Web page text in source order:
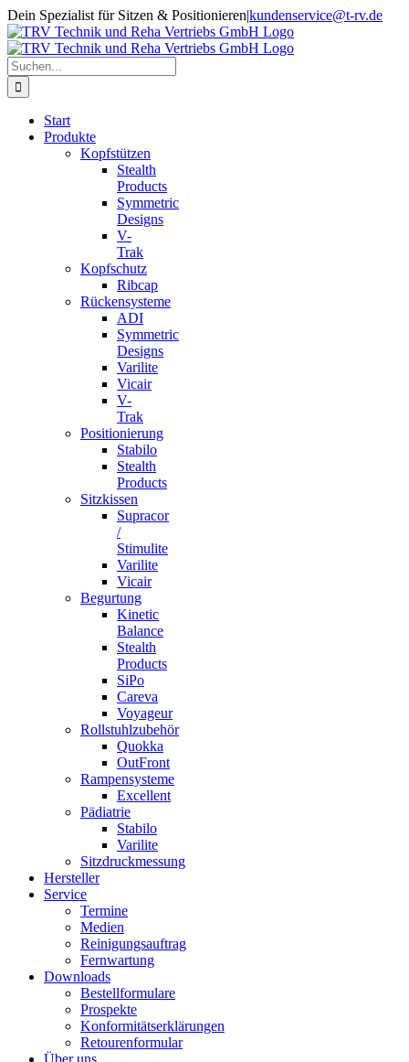
Zum
Inhalt
springen
Dein Spezialist für Sitzen & Positionieren|kundenservice@t-rv.de
Suche
nach:
Start
Produkte
Kopfstützen
Stealth
Products
Symmetric
Designs
V-
Trak
Kopfschutz
Ribcap
Rückensysteme
ADI
Symmetric
Designs
Varilite
Vicair
V-
Trak
Positionierung
Stabilo
Stealth
Products
Sitzkissen
Supracor
/
Stimulite
Varilite
Vicair
Begurtung
Kinetic
Balance
Stealth
Products
SiPo
Careva
Voyageur
Rollstuhlzubehör
Quokka
OutFront
Rampensysteme
Excellent
Pädiatrie
Stabilo
Varilite
Sitzdruckmessung
Hersteller
Service
Termine
Medien
Reinigungsauftrag
Fernwartung
Downloads
Bestellformulare
Prospekte
Konformitätserklärungen
Retourenformular
Über uns